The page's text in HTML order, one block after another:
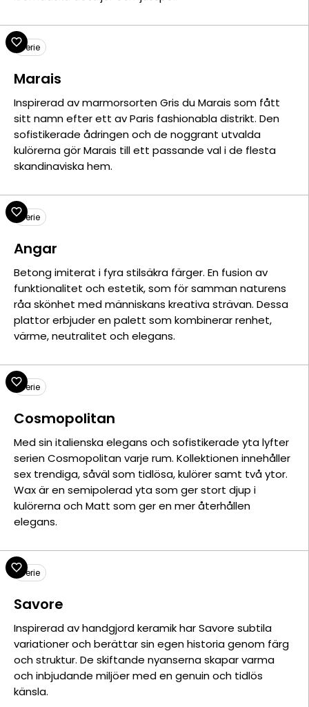
Serie
Marais
Inspirerad av marmorsorten Gris du Marais som fått
sitt namn efter ett av Paris fashionabla distrikt. Den
sofistikerade ådringen och de noggrant utvalda
kulörerna gör Marais till ett passande val i de flesta
skandinaviska hem.
Serie
Angar
Betong imiterat i fyra stilsäkra färger. En fusion av
funktionalitet och estetik, som för samman naturens
råa skönhet med människans kreativa strävan. Dessa
plattor erbjuder en palett som kombinerar renhet,
värme, neutralitet och elegans.
Serie
Cosmopolitan
Med sin italienska elegans och sofistikerade yta lyfter
serien Cosmopolitan varje rum. Kollektionen innehåller
sex trendiga, såväl som tidlösa, kulörer samt två ytor.
Wax är en semipolerad yta som ger stort djup i
kulörerna och Matt som ger en mer återhållen
elegans.
Serie
Savore
Inspirerad av handgjord keramik har Savore subtila
variationer och berättar sin egen historia genom färg
och struktur. De skiftande nyanserna skapar varma
och inbjudande miljöer med en genuin och tidlös
känsla.